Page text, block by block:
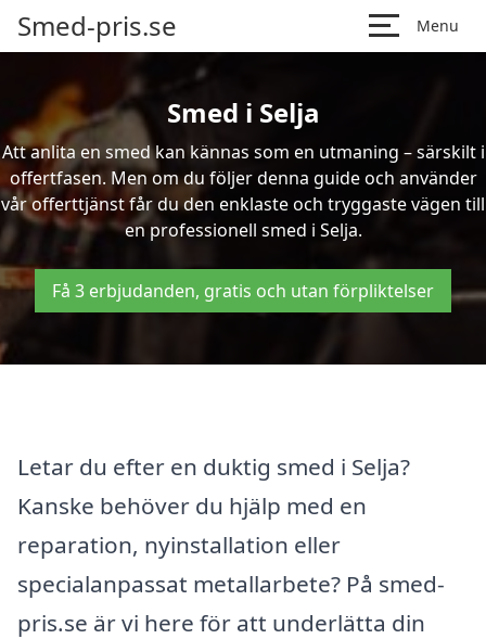
Smed-pris.se Menu
Smed i Selja
Att anlita en smed kan kännas som en utmaning – särskilt i
offertfasen. Men om du följer denna guide och använder
vår offerttjänst får du den enklaste och tryggaste vägen till
en professionell smed i Selja.
Få 3 erbjudanden, gratis och utan förpliktelser
Letar du efter en duktig smed i Selja?
Kanske behöver du hjälp med en
reparation, nyinstallation eller
specialanpassat metallarbete? På smed-
pris.se är vi here för att underlätta din